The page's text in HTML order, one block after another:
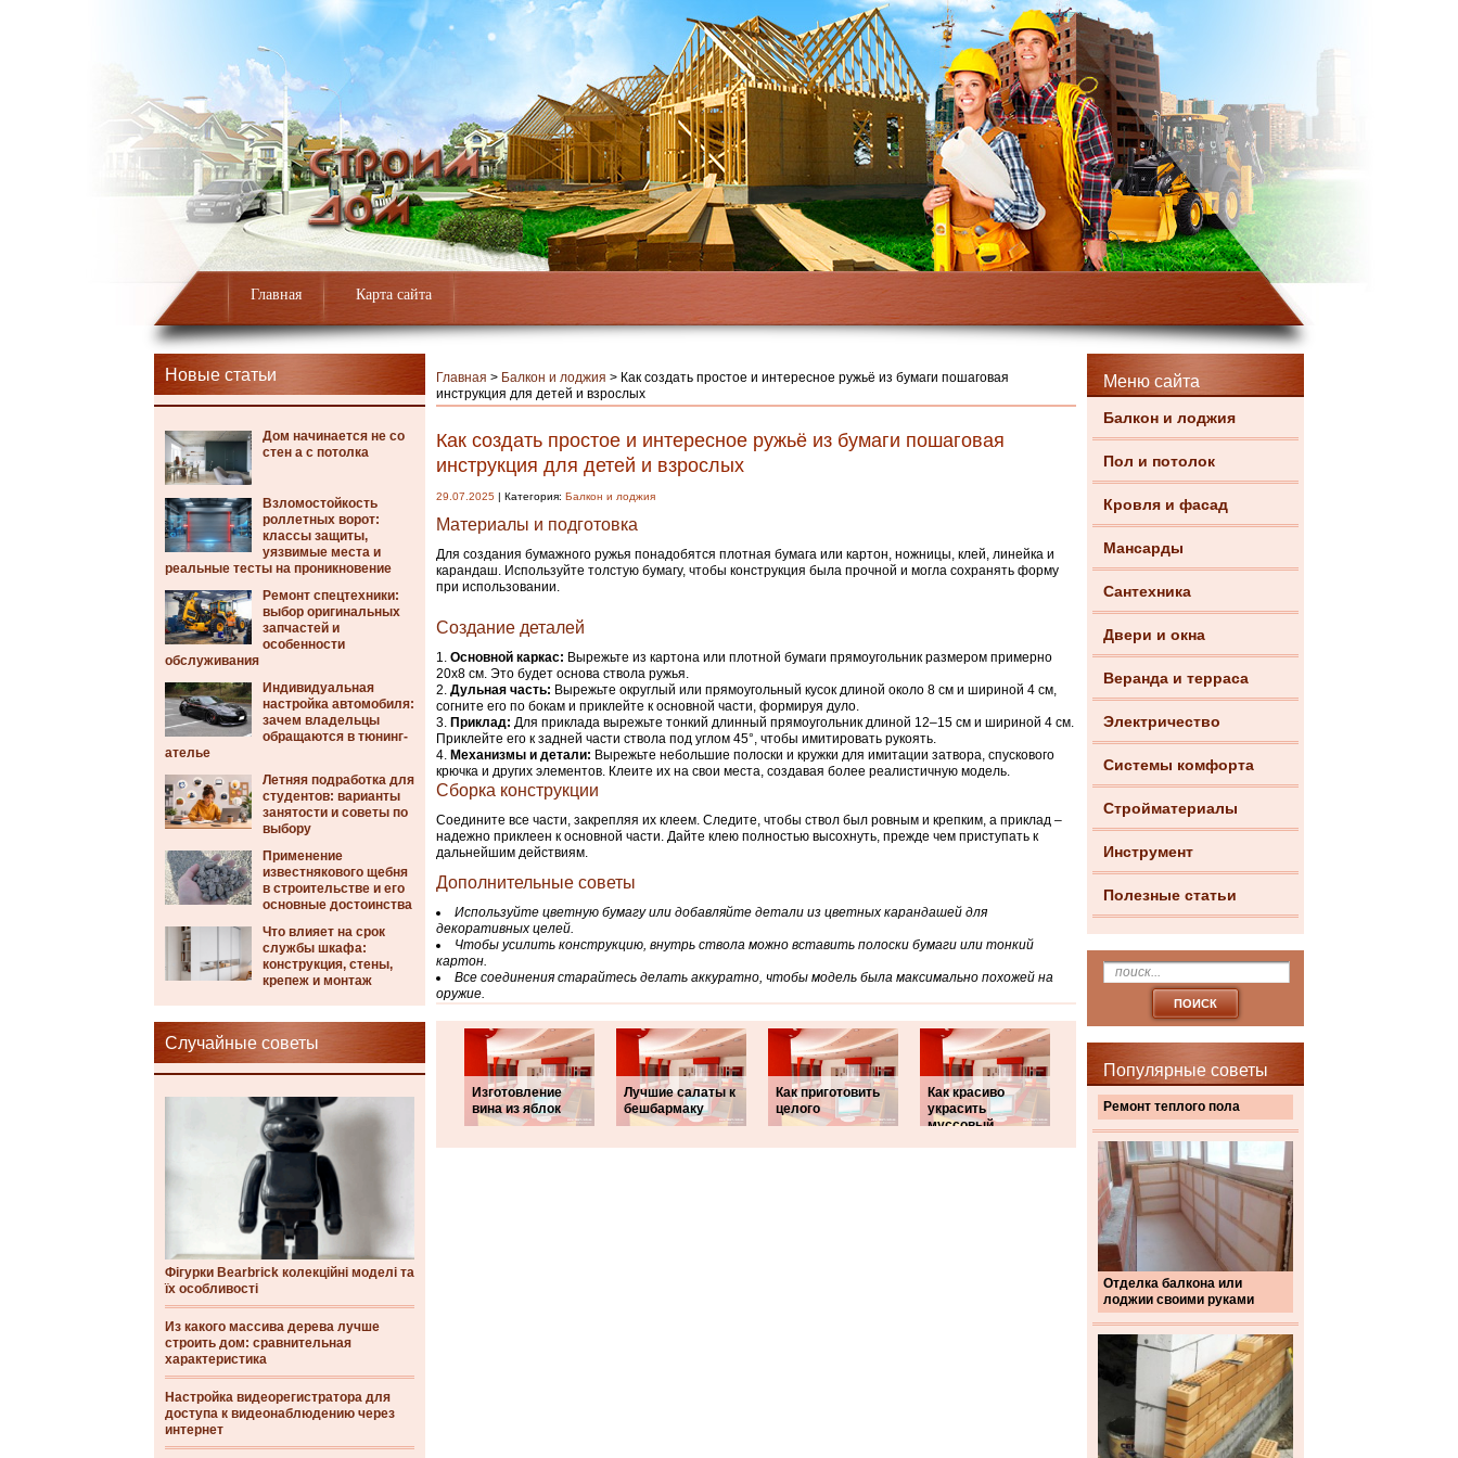
Главная Карта сайта
Новые статьи
Дом начинается не со
стен а с потолка
Взломостойкость
роллетных ворот:
классы защиты,
уязвимые места и
реальные тесты на проникновение
Ремонт спецтехники:
выбор оригинальных
запчастей и
особенности
обслуживания
Индивидуальная
настройка автомобиля:
зачем владельцы
обращаются в тюнинг-
ателье
Летняя подработка для
студентов: варианты
занятости и советы по
выбору
Применение
известнякового щебня
в строительстве и его
основные достоинства
Что влияет на срок
службы шкафа:
конструкция, стены,
крепеж и монтаж
Случайные советы
Фігурки Bearbrick колекційні моделі та
їх особливості
Из какого массива дерева лучше
строить дом: сравнительная
характеристика
Настройка видеорегистратора для
доступа к видеонаблюдению через
интернет
Меню сайта
Балкон и лоджия
Пол и потолок
Кровля и фасад
Мансарды
Сантехника
Двери и окна
Веранда и терраса
Электричество
Системы комфорта
Стройматериалы
Инструмент
Полезные статьи
Популярные советы
Ремонт теплого пола
Отделка балкона или
лоджии своими руками
Главная > Балкон и лоджия > Как создать простое и интересное ружьё из бумаги пошаговая
инструкция для детей и взрослых
Как создать простое и интересное ружьё из бумаги пошаговая
инструкция для детей и взрослых
29.07.2025 | Категория: Балкон и лоджия
Материалы и подготовка
Для создания бумажного ружья понадобятся плотная бумага или картон, ножницы, клей, линейка и
карандаш. Используйте толстую бумагу, чтобы конструкция была прочной и могла сохранять форму
при использовании.
Создание деталей
Основной каркас: Вырежьте из картона или плотной бумаги прямоугольник размером примерно
20х8 см. Это будет основа ствола ружья.
Дульная часть: Вырежьте округлый или прямоугольный кусок длиной около 8 см и шириной 4 см,
согните его по бокам и приклейте к основной части, формируя дуло.
Приклад: Для приклада вырежьте тонкий длинный прямоугольник длиной 12–15 см и шириной 4 см.
Приклейте его к задней части ствола под углом 45°, чтобы имитировать рукоять.
Механизмы и детали: Вырежьте небольшие полоски и кружки для имитации затвора, спускового
крючка и других элементов. Клеите их на свои места, создавая более реалистичную модель.
Сборка конструкции
Соедините все части, закрепляя их клеем. Следите, чтобы ствол был ровным и крепким, а приклад –
надежно приклеен к основной части. Дайте клею полностью высохнуть, прежде чем приступать к
дальнейшим действиям.
Дополнительные советы
Используйте цветную бумагу или добавляйте детали из цветных карандашей для
декоративных целей.
Чтобы усилить конструкцию, внутрь ствола можно вставить полоски бумаги или тонкий
картон.
Все соединения старайтесь делать аккуратно, чтобы модель была максимально похожей на
оружие.
Изготовление
вина из яблок
Лучшие салаты к
бешбармаку
Как приготовить
целого
Как красиво
украсить
муссовый